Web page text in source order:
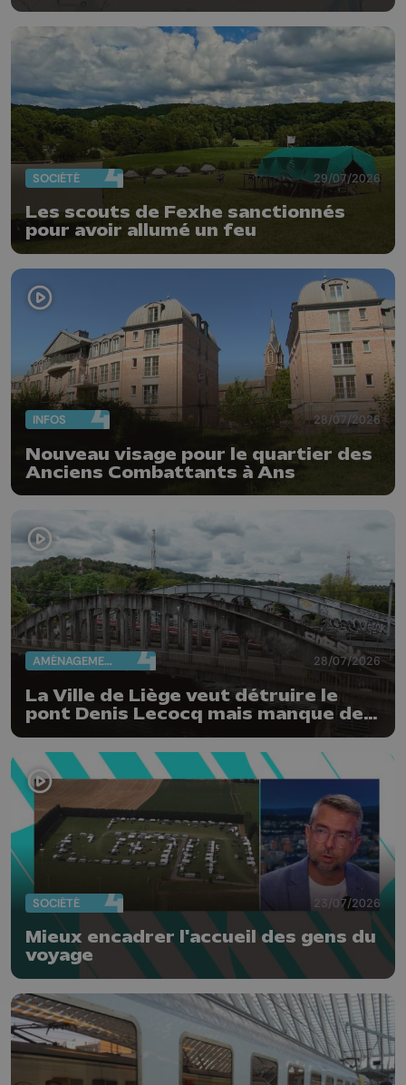
SOCIÉTÉ 29/07/2026
Les scouts de Fexhe sanctionnés
pour avoir allumé un feu
INFOS 28/07/2026
Nouveau visage pour le quartier des
Anciens Combattants à Ans
AMÉNAGEMENT DU TERRITOIRE 28/07/2026
La Ville de Liège veut détruire le
pont Denis Lecocq mais manque de
SOCIÉTÉ 23/07/2026
Mieux encadrer l'accueil des gens du
voyage